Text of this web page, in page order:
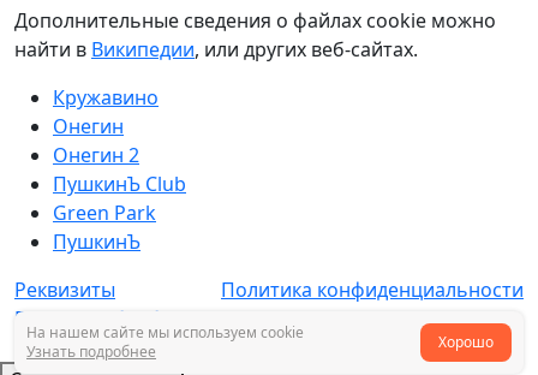
Дополнительные сведения о файлах cookie можно
найти в Википедии, или других веб-сайтах.
Кружавино
Онегин
Онегин 2
ПушкинЪ Club
Green Park
ПушкинЪ
Реквизиты
Политика конфиденциальности
Правила обработки cookie
Разработано веб-студией LAIKA
На нашем сайте мы используем cookie
Узнать подробнее
Хорошо